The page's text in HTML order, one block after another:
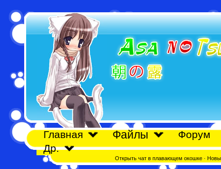
Главная Файлы
Форум
Др.
Открыть чат в плавающем окошке·